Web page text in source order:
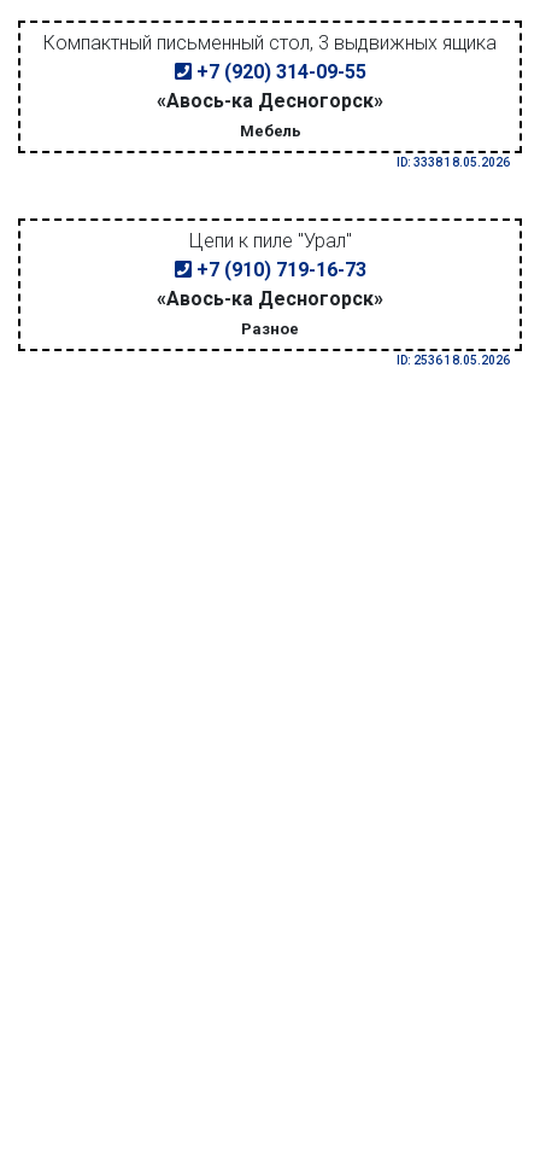
Компактный письменный стол, 3 выдвижных ящика
+7 (920) 314-09-55
«Авось-ка Десногорск»
Мебель
ID: 3338 18.05.2026
Цепи к пиле "Урал"
+7 (910) 719-16-73
«Авось-ка Десногорск»
Разное
ID: 2536 18.05.2026